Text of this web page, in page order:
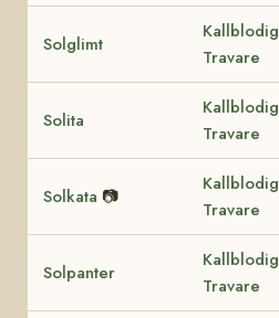
Solglimt
Kallblodig
Travare
Solita
Kallblodig
Travare
Solkata 📷
Kallblodig
Travare
Solpanter
Kallblodig
Travare